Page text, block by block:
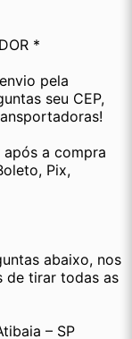
*
pela
seu CEP,
a compra
Pix,
abaixo, nos
de tirar todas as
– SP